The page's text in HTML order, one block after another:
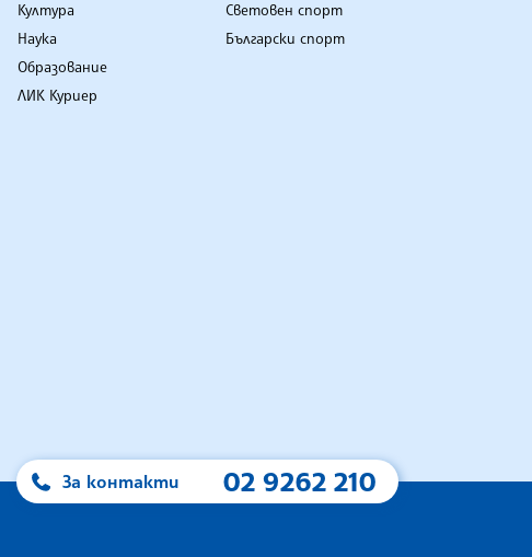
Култура
Наука
Образование
ЛИК Куриер
Световен спорт
Български спорт
За контакти 02 9262 210